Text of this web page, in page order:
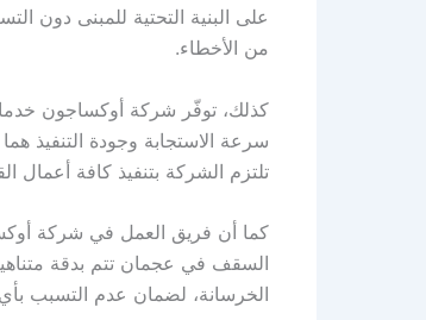
على البنية التحتية للمبنى دون
من الأخطاء.
كذلك، توفّر شركة أوكساجون
سرعة الاستجابة وجودة التنفيذ
تلتزم الشركة بتنفيذ كافة
كما أن فريق العمل في شركة
السقف في عجمان تتم بدقة
الخرسانة، لضمان عدم التسبب